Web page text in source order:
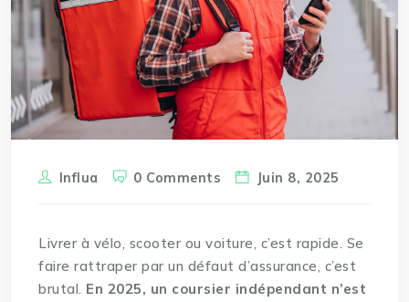
Influa 0 Comments Juin 8, 2025
Livrer à vélo, scooter ou voiture, c’est rapide. Se
faire rattraper par un défaut d’assurance, c’est
brutal. En 2025, un coursier indépendant n’est